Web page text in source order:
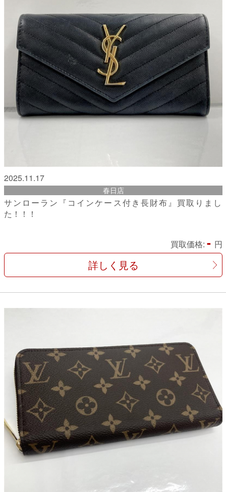
2025.11.17
春日店
サンローラン『コインケース付き長財布』買取りまし
た！！！
買取価格: - 円
詳しく見る